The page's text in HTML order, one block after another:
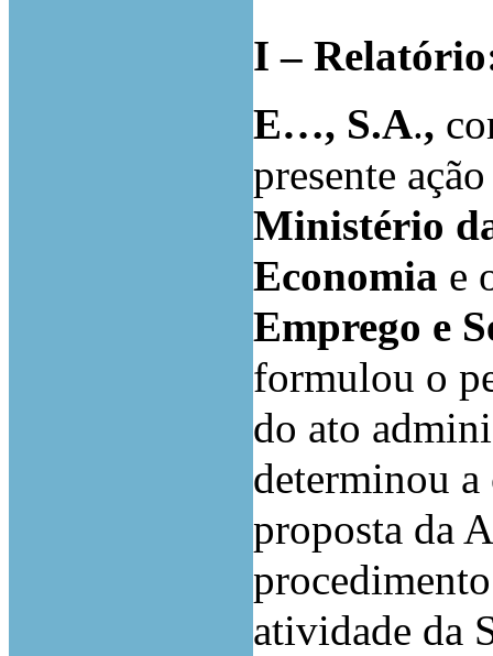
I –
E…, S.A.,
presente
Ministério
Economia e
Emprego e
formulou o
do ato
determinou a
proposta da
atividade da